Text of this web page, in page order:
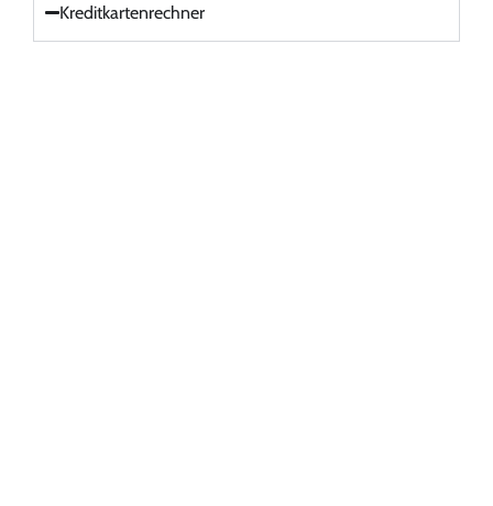
Kreditkartenrechner